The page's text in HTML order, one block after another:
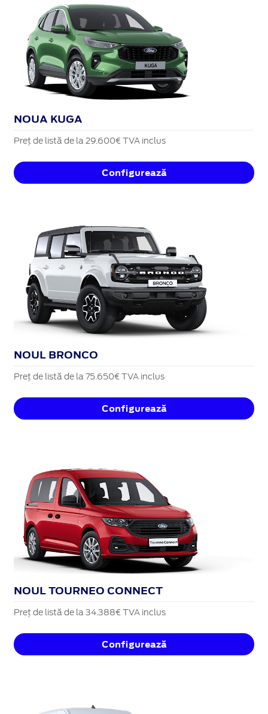
NOUA KUGA
Preț de listă de la 29.600€ TVA inclus
Configurează
NOUL BRONCO
Preț de listă de la 75.650€ TVA inclus
Configurează
NOUL TOURNEO CONNECT
Preț de listă de la 34.388€ TVA inclus
Configurează